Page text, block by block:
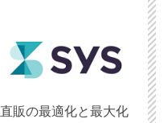
直販の最適化と最大化